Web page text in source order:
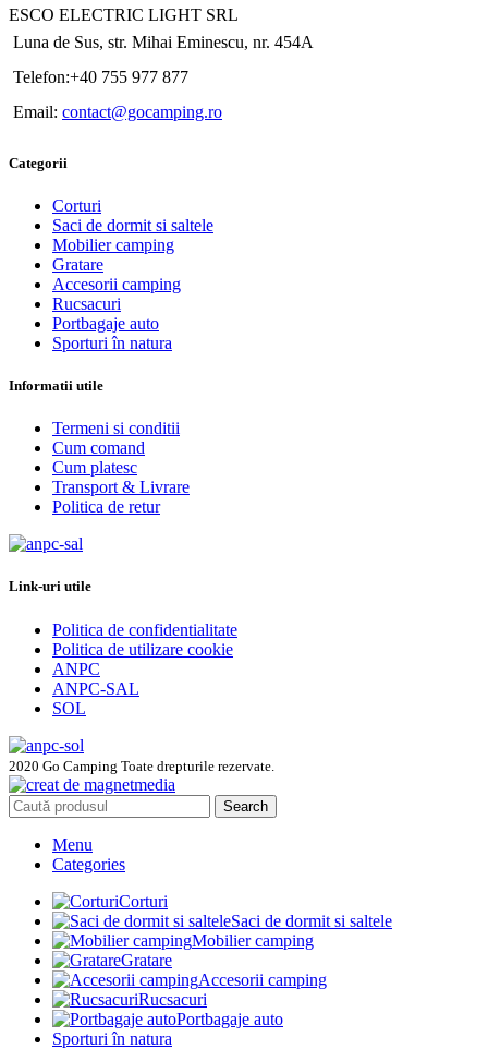
ESCO ELECTRIC LIGHT SRL
Luna de Sus, str. Mihai Eminescu, nr. 454A
Telefon:+40 755 977 877
Email: contact@gocamping.ro
Categorii
Corturi
Saci de dormit si saltele
Mobilier camping
Gratare
Accesorii camping
Rucsacuri
Portbagaje auto
Sporturi în natura
Informatii utile
Termeni si conditii
Cum comand
Cum platesc
Transport & Livrare
Politica de retur
Link-uri utile
Politica de confidentialitate
Politica de utilizare cookie
ANPC
ANPC-SAL
SOL
2020 Go Camping Toate drepturile rezervate.
Search
Menu
Categories
Corturi
Saci de dormit si saltele
Mobilier camping
Gratare
Accesorii camping
Rucsacuri
Portbagaje auto
Sporturi în natura